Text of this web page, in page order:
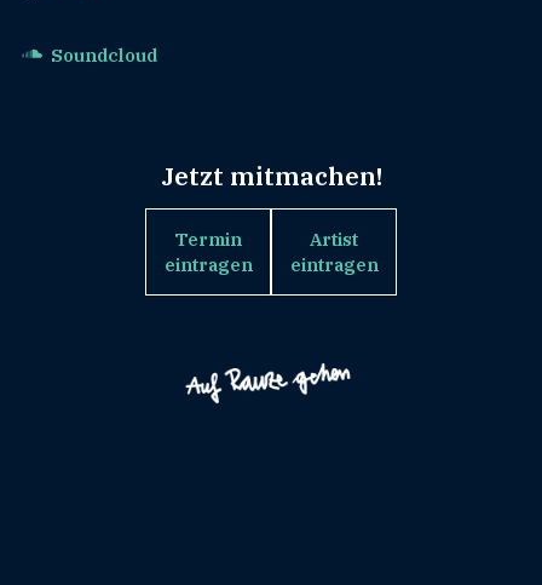
Soundcloud
Jetzt mitmachen!
Termin
eintragen
Artist
eintragen